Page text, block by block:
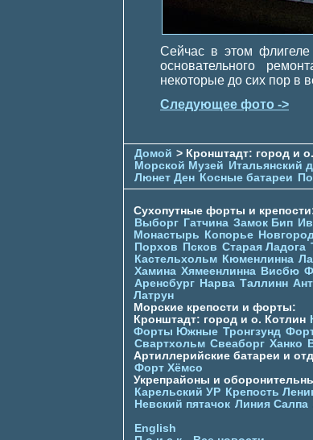
Сейчас в этом
основательного
некоторые до сих пор в
Следующее фото ->
Домой > Кронштадт: город и
Морской Музей Итальянский
Люнет Ден Косные батареи
Сухопутные форты и
Выборг Гатчина Замок Бип
Монастырь
Копорье
Порхов
Псков Старая Ладога
Кастельхольм Кюменлинна
Хамина Хямеенлинна Висбю
Аренсбург Нарва Таллинн
Латрун
Морские крепости и форты:
Кронштадт: город и о. Котлин
Форты Южные Тронгзунд
Свартхольм Свеаборг Ханко
Артиллерийские батареи и
Форт Хёмсо
Укрепрайоны и
Карельский УР Крепость
Невский пятачок Линия Салпа
English